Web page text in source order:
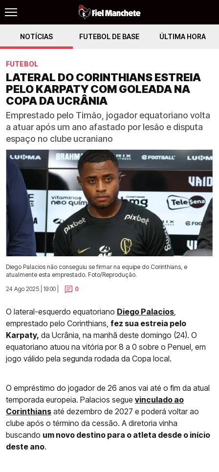
NOTÍCIAS FUTEBOL DE BASE ÚLTIMA HORA
FUTEBOL
LATERAL DO CORINTHIANS ESTREIA
PELO KARPATY COM GOLEADA NA
COPA DA UCRÂNIA
Emprestado pelo Timão, jogador equatoriano volta
a atuar após um ano afastado por lesão e disputa
espaço no clube ucraniano
Diego Palacios não conseguiu se firmar na equipe do Corinthians, e
atualmente esta emprestado. Foto/Reprodução.
24 Ago 2025 | 19:00 |
0
O lateral-esquerdo equatoriano Diego Palacios
emprestado pelo Corinthians, fez sua estreia pelo
Karpaty, da Ucrânia, na manhã deste domingo (24). O
equatoriano atuou na vitória por 8 a 0 sobre o Penuel, em
jogo válido pela segunda rodada da Copa local.
O empréstimo do jogador de 26 anos vai até o fim da atual
temporada europeia. Palacios segue vinculado ao
Corinthians até dezembro de 2027 e poderá voltar ao
clube após o término da cessão. A diretoria vinha
buscando um novo destino para o atleta desde o início
deste ano.